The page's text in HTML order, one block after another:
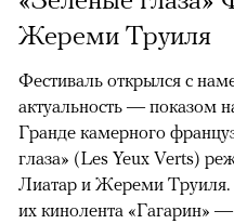
Жереми Труиля
Фестиваль открылся с
актуальность — показом
Гранде камерного
глаза» (Les Yeux Verts)
Лиатар и Жереми
их кинолента «Гагарин»